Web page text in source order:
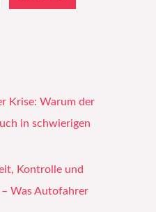
Krise: Warum der
in schwierigen
Kontrolle und
– Was Autofahrer